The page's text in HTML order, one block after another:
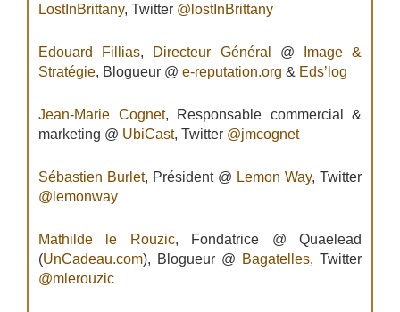
LostInBrittany, Twitter @lostInBrittany
Edouard Fillias, Directeur Général @
Image &
Stratégie, Blogueur @ e-reputation.org & Eds’log
Jean-Marie Cognet, Responsable commercial &
marketing @ UbiCast, Twitter @jmcognet
Sébastien Burlet, Président @ Lemon Way, Twitter
@lemonway
Mathilde le Rouzic, Fondatrice @ Quaelead
(UnCadeau.com), Blogueur @ Bagatelles, Twitter
@mlerouzic